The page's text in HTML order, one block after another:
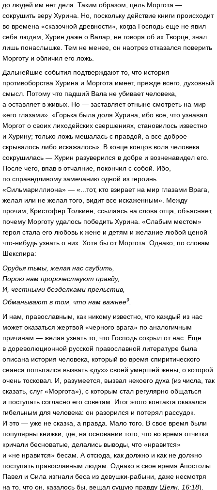
до людей им нет дела. Таким образом, цель Моргота —
сокрушить веру Хурина. Но, поскольку действие книги происходит
во времена «сказочной древности», когда Господь еще не явил
себя людям, Хурин даже о Валар, не говоря об их Творце, знал
лишь понаслышке. Тем не менее, он наотрез отказался поверить
Морготу и обличил его ложь.
Дальнейшие события подтверждают то, что история
противоборства Хурина и Моргота имеет, прежде всего, духовный
смысл. Потому что падший Вала не убивает человека,
а оставляет в живых. Но — заставляет отныне смотреть на мир
«его глазами». «Горька была доля Хурина, ибо все, что узнавал
Моргот о своих лиходейских свершениях, становилось известно
и Хурину; только ложь мешалась с правдой, а все доброе
скрывалось либо искажалось». В конце концов воля человека
сокрушилась — Хурин разуверился в добре и возненавидел его.
После чего, впав в отчаяние, покончил с собой. Ибо,
по справедливому замечанию одной из героинь
«Сильмариллиона» — «...тот, кто взирает на мир глазами Врага,
желая или не желая того, видит все искаженным». Между
прочим, Кристофер Толкиен, ссылаясь на слова отца, объясняет,
почему Морготу удалось победить Хурина. «Слабым местом»
героя стала его любовь к жене и детям и желание любой ценой
что-нибудь узнать о них. Хотя бы от Моргота. Однако, по словам
Шекспира:
Орудья тьмы, желая нас сгубить,
Порою нам пророчествуют правду,
И, честными безделками прельстив,
Обманывают в том, что нам важнее9
И нам, православным, как никому известно, что каждый из нас
может оказаться жертвой «черного врага» по аналогичным
причинам — желая узнать то, что Господь сокрыл от нас. Еще
в дореволюционной русской православной литературе была
описана история человека, который во время спиритического
сеанса попытался вызвать «дух» своей умершей жены, о которой
очень тосковал. И, разумеется, вызвал некоего духа (из числа, так
сказать, слуг «Моргота»), с которым стал регулярно общаться
и поступать согласно его советам. Итог этого контакта оказался
гибельным для человека: он разорился и потерял рассудок.
И это — уже не сказка, а правда. Мало того. В свое время были
популярны книжки, где, на основании того, что во время отчитки
кричали бесноватые, делались выводы, что «нравится»
и «не нравится» бесам. А отсюда, как должно и как не должно
поступать православным людям. Однако в свое время Апостолы
Павел и Сила изгнали беса из девушки-рабыни, даже несмотря
на то, что он, казалось бы, вещал сущую правду (Деян. 16:18).